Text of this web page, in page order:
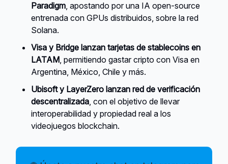
Paradigm, apostando por una IA open-source
entrenada con GPUs distribuidos, sobre la red
Solana.
Visa y Bridge lanzan tarjetas de stablecoins en
LATAM, permitiendo gastar cripto con Visa en
Argentina, México, Chile y más.
Ubisoft y LayerZero lanzan red de verificación
descentralizada, con el objetivo de llevar
interoperabilidad y propiedad real a los
videojuegos blockchain.